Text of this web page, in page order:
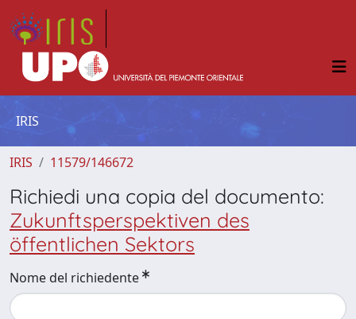
IRIS
IRIS 11579/146672
Richiedi una copia del documento:
Zukunftsperspektiven des
öffentlichen Sektors
Nome del richiedente